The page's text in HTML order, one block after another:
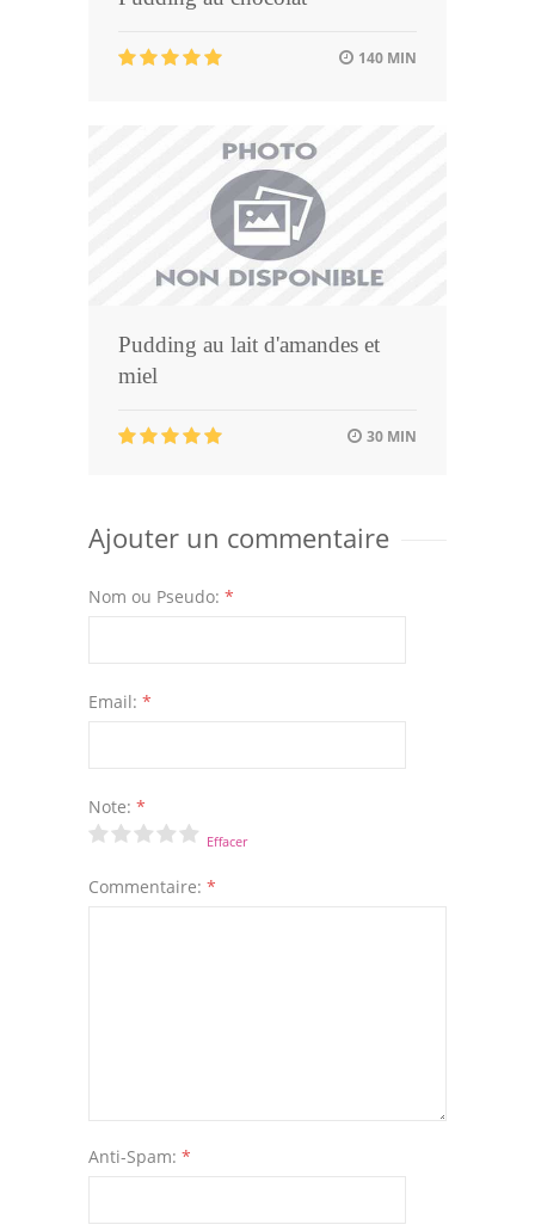
140 MIN
Pudding au lait d'amandes et
miel
30 MIN
Ajouter un commentaire
Nom ou Pseudo: *
Email: *
Note: *
Effacer
Commentaire: *
Anti-Spam: *